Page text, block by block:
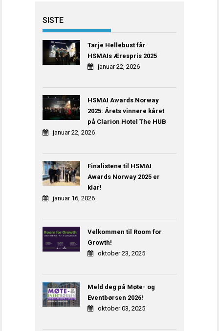
SISTE
Tarje Hellebust får
HSMAIs Ærespris 2025
januar 22, 2026
HSMAI Awards Norway
2025: Årets vinnere kåret
på Clarion Hotel The HUB
januar 22, 2026
Finalistene til HSMAI
Awards Norway 2025 er
klar!
januar 16, 2026
Velkommen til Room for
Growth!
oktober 23, 2025
Meld deg på Møte- og
Eventbørsen 2026!
oktober 03, 2025